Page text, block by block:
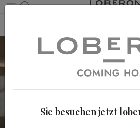
Sie besuchen jetzt